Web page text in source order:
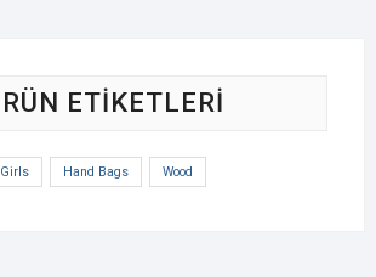
ETIKETLERI
Girls Hand Bags Wood